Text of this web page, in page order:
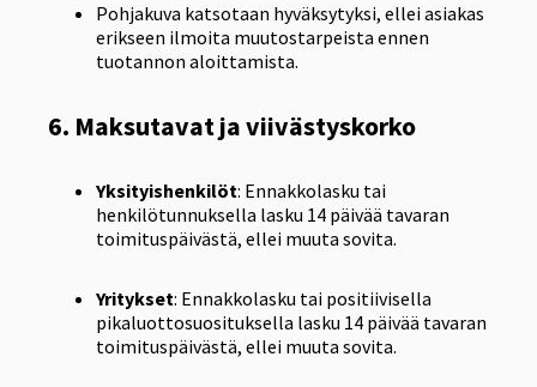
Pohjakuva katsotaan hyväksytyksi, ellei asiakas
erikseen ilmoita muutostarpeista ennen
tuotannon aloittamista.
6. Maksutavat ja viivästyskorko
Yksityishenkilöt: Ennakkolasku tai
henkilötunnuksella lasku 14 päivää tavaran
toimituspäivästä, ellei muuta sovita.
Yritykset: Ennakkolasku tai positiivisella
pikaluottosuosituksella lasku 14 päivää tavaran
toimituspäivästä, ellei muuta sovita.